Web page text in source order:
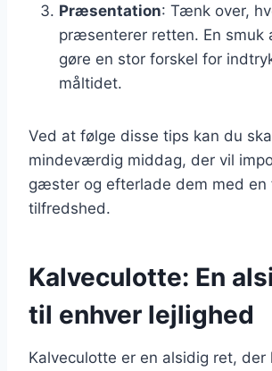
Præsentation: Tænk over,
præsenterer retten. En smuk
gøre en stor forskel for
måltidet.
Ved at følge disse tips kan du
mindeværdig middag, der vil
gæster og efterlade dem med en
tilfredshed.
Kalveculotte: En
til enhver lejlighed
Kalveculotte er en alsidig ret, der